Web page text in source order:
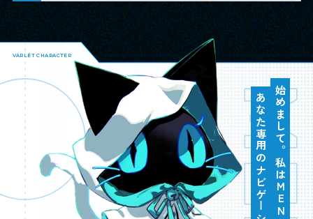
世界観設定 キャラクター
GAME SYSTEM
ゲームシステム
MOVIE
SPECIAL
SPEC ＆BUY
製品情報＆購入ガイド
VARLET CHARACTER
始めまして。私はMENA。